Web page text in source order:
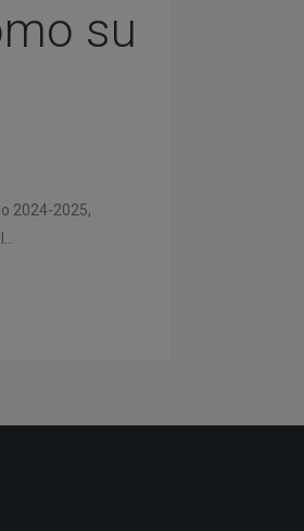
su
2024-2025,